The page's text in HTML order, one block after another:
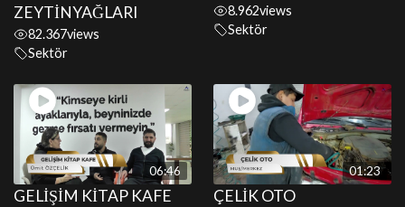
ZEYTİNYAĞLARI
82.367views
Sektör
8.962views
Sektör
06:46
GELİŞİM KİTAP KAFE
01:23
ÇELİK OTO